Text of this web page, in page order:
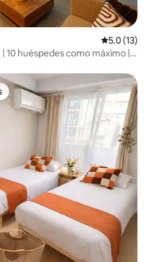
Calificación
5.0 (13)
| 10 huéspedes como máximo |